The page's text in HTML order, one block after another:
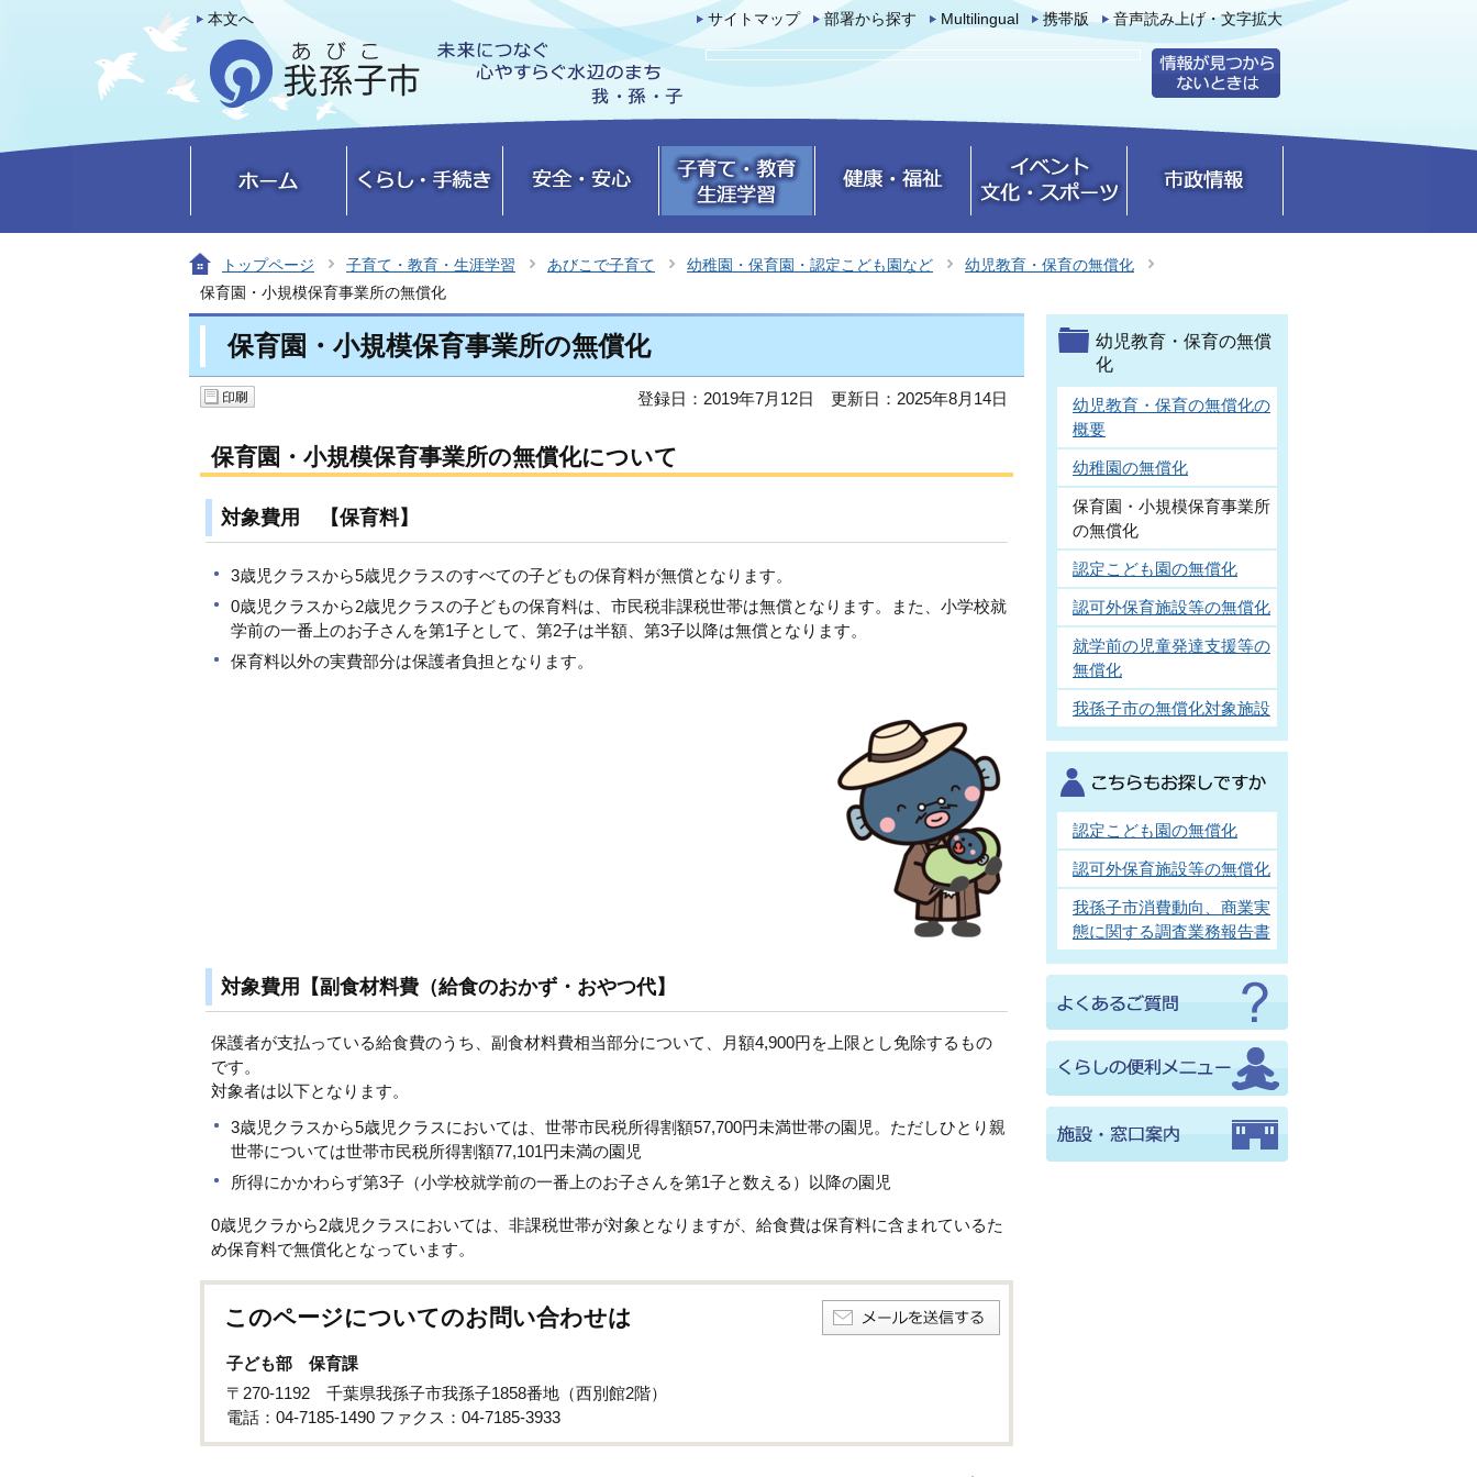
本文へ サイトマップ 部署から探す Multilingual 携帯版 音声読み上げ・文字拡大
トップページ 子育て・教育・生涯学習 あびこで子育て 幼稚園・保育園・認定こども園など
幼児教育・保育の無償化
保育園・小規模保育事業所の無償化
保育園・小規模保育事業所の無償化
登録日：2019年7月12日 更新日：2025年8月14日
保育園・小規模保育事業所の無償化について
対象費用 【保育料】
3歳児クラスから5歳児クラスのすべての子どもの保育料が無償となります。
0歳児クラスから2歳児クラスの子どもの保育料は、市民税非課税世帯は無償となります。また、小学校就
学前の一番上のお子さんを第1子として、第2子は半額、第3子以降は無償となります。
保育料以外の実費部分は保護者負担となります。
対象費用【副食材料費（給食のおかず・おやつ代】
保護者が支払っている給食費のうち、副食材料費相当部分について、月額4,900円を上限とし免除するもの
です。
対象者は以下となります。
3歳児クラスから5歳児クラスにおいては、世帯市民税所得割額57,700円未満世帯の園児。ただしひとり親
世帯については世帯市民税所得割額77,101円未満の園児
所得にかかわらず第3子（小学校就学前の一番上のお子さんを第1子と数える）以降の園児
0歳児クラから2歳児クラスにおいては、非課税世帯が対象となりますが、給食費は保育料に含まれているた
め保育料で無償化となっています。
このページについてのお問い合わせは
子ども部 保育課
〒270-1192 千葉県我孫子市我孫子1858番地（西別館2階）
電話：04-7185-1490 ファクス：04-7185-3933
幼児教育・保育の無償
化
幼児教育・保育の無償化の
概要
幼稚園の無償化
保育園・小規模保育事業所
の無償化
認定こども園の無償化
認可外保育施設等の無償化
就学前の児童発達支援等の
無償化
我孫子市の無償化対象施設
認定こども園の無償化
認可外保育施設等の無償化
我孫子市消費動向、商業実
態に関する調査業務報告書